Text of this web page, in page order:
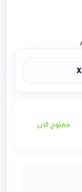
X
مفتوح الان